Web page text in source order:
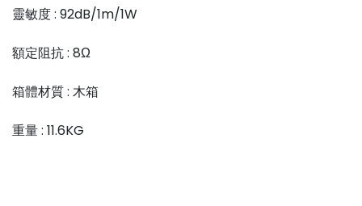
靈敏度 : 92dB/1m/1W
額定阻抗 : 8Ω
箱體材質 : 木箱
重量 : 11.6KG